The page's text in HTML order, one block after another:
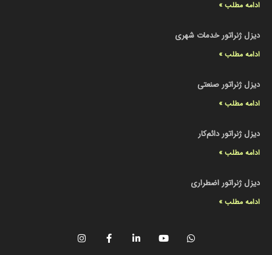
ادامه مطلب »
دیزل ژنراتور خدمات شهری
ادامه مطلب »
دیزل ژنراتور صنعتی
ادامه مطلب »
دیزل ژنراتور دائم‌کار
ادامه مطلب »
دیزل ژنراتور اضطراری
ادامه مطلب »